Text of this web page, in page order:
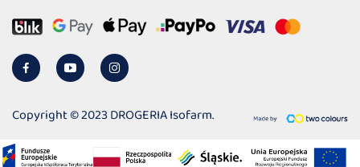
Copyright © 2023 DROGERIA Isofarm.